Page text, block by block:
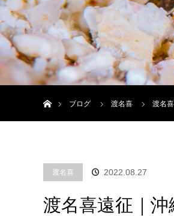
ブログ
渡名喜 渡名
渡名喜 2022.08.27
渡名喜遠征｜